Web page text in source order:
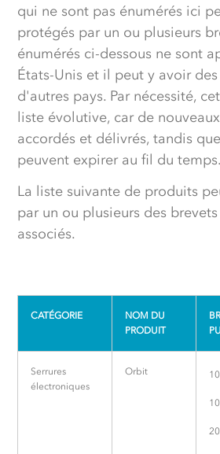
qui ne sont pas énumérés ici
protégés par un ou plusieurs
énumérés ci-dessous ne sont
États-Unis et il peut y avoir
d'autres pays. Par nécessité,
liste évolutive, car de
accordés et délivrés, tandis
peuvent expirer au fil du temps.
La liste suivante de produits
par un ou plusieurs des
associés.
CATÉGORIE
NOM DU
PRODUIT
Serrures
électroniques
Orbit